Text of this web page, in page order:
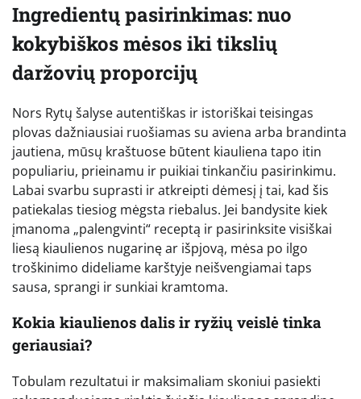
Ingredientų pasirinkimas: nuo
kokybiškos mėsos iki tikslių
daržovių proporcijų
Nors Rytų šalyse autentiškas ir istoriškai teisingas
plovas dažniausiai ruošiamas su aviena arba brandinta
jautiena, mūsų kraštuose būtent kiauliena tapo itin
populiariu, prieinamu ir puikiai tinkančiu pasirinkimu.
Labai svarbu suprasti ir atkreipti dėmesį į tai, kad šis
patiekalas tiesiog mėgsta riebalus. Jei bandysite kiek
įmanoma „palengvinti“ receptą ir pasirinksite visiškai
liesą kiaulienos nugarinę ar išpjovą, mėsa po ilgo
troškinimo dideliame karštyje neišvengiamai taps
sausa, sprangi ir sunkiai kramtoma.
Kokia kiaulienos dalis ir ryžių veislė tinka
geriausiai?
Tobulam rezultatui ir maksimaliam skoniui pasiekti